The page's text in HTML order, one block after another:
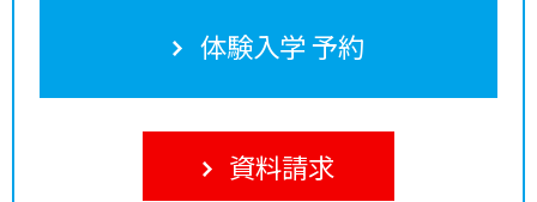
体験入学 予約
資料請求